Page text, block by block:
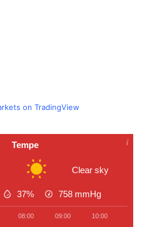
on TradingView
Tempe
Clear sky
37% 758 mmHg
08:00 09:00 10:00